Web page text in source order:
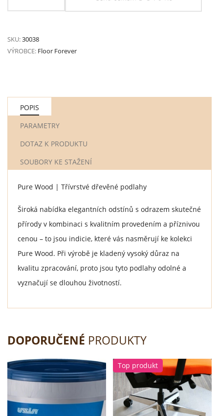
SKU:30038
VÝROBCE: Floor Forever
POPIS
PARAMETRY
DOTAZ K PRODUKTU
SOUBORY KE STAŽENÍ
Pure Wood | Třívrstvé dřevěné podlahy
Široká nabídka elegantních odstínů s odrazem skutečné
přírody v kombinaci s kvalitním provedením a příznivou
cenou – to jsou indicie, které vás nasměrují ke kolekci
Pure Wood. Při výrobě je kladený vysoký důraz na
kvalitu zpracování, proto jsou tyto podlahy odolné a
vyznačují se dlouhou životností.
DOPORUČENÉ PRODUKTY
Top produkt